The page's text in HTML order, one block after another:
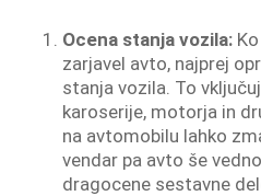
Ocena stanja vozila:Ko
zarjavel avto, najprej
stanja vozila. To
karoserije, motorja in
na avtomobilu lahko
vendar pa avto še
dragocene sestavne